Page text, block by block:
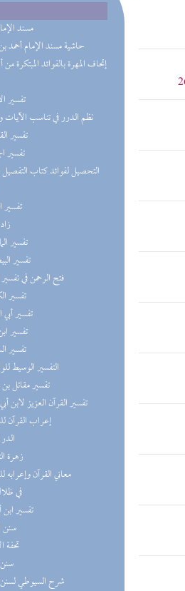
(364) مسند
(198) حاشية مسند الإمام
(171)
(169) نظم الدرر في تناسب
(169)
(167)
(165)
(164)
(163)
(163) فتح الرحمن في
(163)
(163) تفسير
(163)
(163)
(136) التفسير
(135) تفسير مقاتل
(133) تفسير القرآن العزيز لابن
(130) إعراب
(126)
(118)
(109) معاني القرآن
(95) في
(82) تفسير
(61)
(61)
(57)
(57) شرح السيوطي